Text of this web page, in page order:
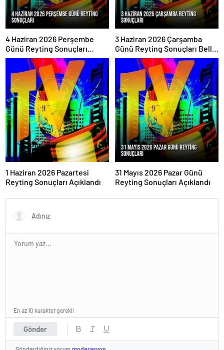
4 Haziran 2026 Perşembe
Günü Reyting Sonuçları
Açıklandı
3 Haziran 2026 Çarşamba
Günü Reyting Sonuçları Belli
Oldu
1 Haziran 2026 Pazartesi
Reyting Sonuçları Açıklandı
31 Mayıs 2026 Pazar Günü
Reyting Sonuçları Açıklandı
Gönder
En az 10 karakter gerekli